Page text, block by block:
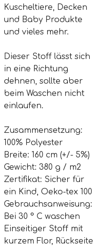
Kuscheltiere, Decken
und Baby Produkte
und vieles mehr.
Dieser Stoff lässt sich
in eine Richtung
dehnen, sollte aber
beim Waschen nicht
einlaufen.
Zusammensetzung:
100% Polyester
Breite: 160 cm (+/- 5%)
Gewicht: 380 g / m2
Zertifikat: Sicher für
ein Kind, Oeko-tex 100
Gebrauchsanweisung:
Bei 30 ° C waschen
Einseitiger Stoff mit
kurzem Flor, Rückseite